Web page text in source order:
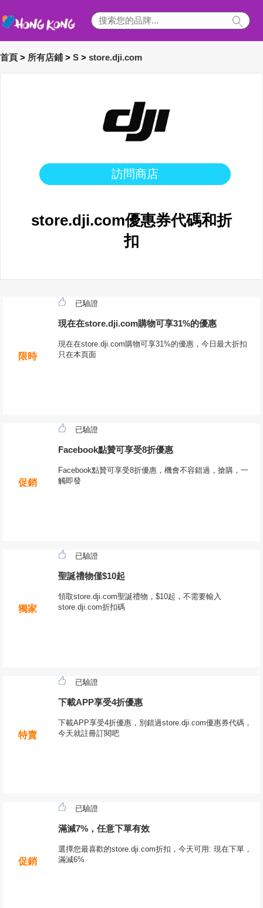
首頁 > 所有店鋪 > S > store.dji.com
訪問商店
store.dji.com優惠券代碼和折
扣
限時
已驗證
現在在store.dji.com購物可享31%的優惠
現在在store.dji.com購物可享31%的優惠，今日最大折扣
只在本頁面
促銷
已驗證
Facebook點贊可享受8折優惠
Facebook點贊可享受8折優惠，機會不容錯過，搶購，一
觸即發
獨家
已驗證
聖誕禮物僅$10起
領取store.dji.com聖誕禮物，$10起，不需要輸入
store.dji.com折扣碼
特賣
已驗證
下載APP享受4折優惠
下載APP享受4折優惠，別錯過store.dji.com優惠券代碼，
今天就註冊訂閱吧
促銷
已驗證
滿減7%，任意下單有效
選擇您最喜歡的store.dji.com折扣，今天可用: 現在下單，
滿減6%